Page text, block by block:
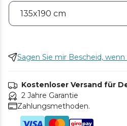
Sagen Sie mir Bescheid,
Kostenloser Versand für
2 Jahre Garantie
Zahlungsmethoden.